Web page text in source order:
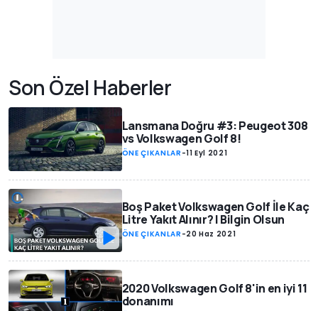
Son Özel Haberler
Lansmana Doğru #3: Peugeot 308
vs Volkswagen Golf 8!
ÖNE ÇIKANLAR -11 Eyl 2021
Boş Paket Volkswagen Golf İle Kaç
Litre Yakıt Alınır? | Bilgin Olsun
ÖNE ÇIKANLAR -20 Haz 2021
2020 Volkswagen Golf 8'in en iyi 11
donanımı